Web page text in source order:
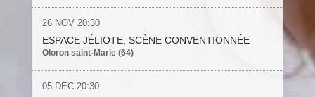
26 NOV20:30
ESPACE JÉLIOTE, SCÈNE CONVENTIONNÉE
Oloron saint-Marie (64)
05 DEC20:30